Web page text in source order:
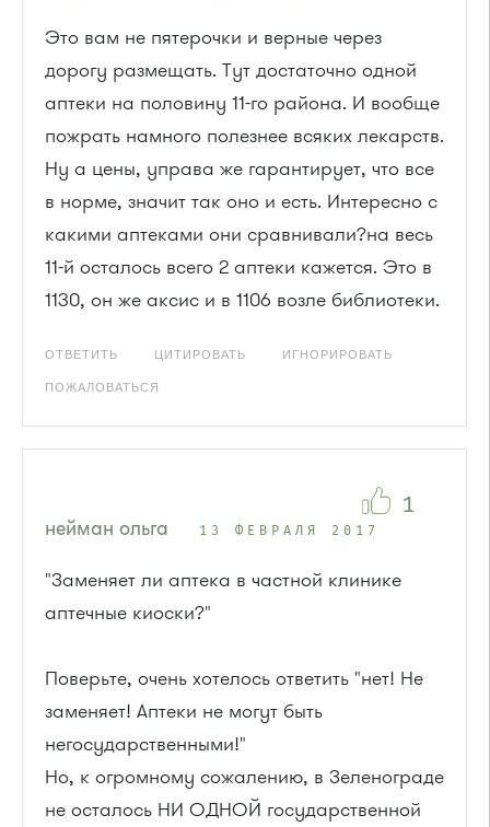
Это вам не пятерочки и верные через
дорогу размещать. Тут достаточно одной
аптеки на половину 11-го района. И вообще
пожрать намного полезнее всяких лекарств.
Ну а цены, управа же гарантирует, что все
в норме, значит так оно и есть. Интересно с
какими аптеками они сравнивали?на весь
11-й осталось всего 2 аптеки кажется. Это в
1130, он же аксис и в 1106 возле библиотеки.
ОТВЕТИТЬ ЦИТИРОВАТЬ ИГНОРИРОВАТЬ
ПОЖАЛОВАТЬСЯ
нейман ольга 13 ФЕВРАЛЯ 2017
"Заменяет ли аптека в частной клинике
аптечные киоски?"
Поверьте, очень хотелось ответить "нет! Не
заменяет! Аптеки не могут быть
негосударственными!"
Но, к огромному сожалению, в Зеленограде
не осталось НИ ОДНОЙ государственной
1